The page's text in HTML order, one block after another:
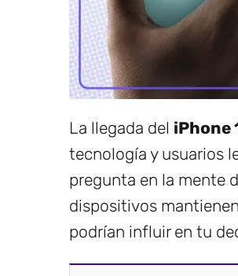
La llegada del iPhone
tecnología y usuarios
pregunta en la mente
dispositivos
podrían influir en tu